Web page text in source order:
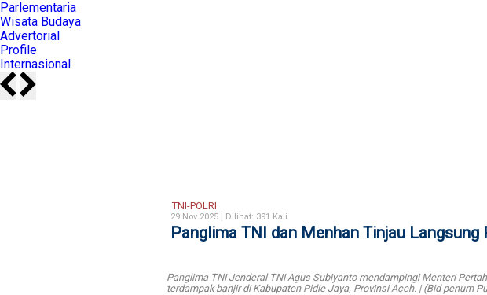
Parlementaria
Wisata Budaya
Advertorial
Profile
Internasional
TNI-POLRI
29 Nov 2025 | Dilihat: 391 Kali
Panglima TNI dan Menhan Tinjau
Panglima TNI Jenderal TNI Agus Subiyanto mendampingi Menteri
terdampak banjir di Kabupaten Pidie Jaya, Provinsi Aceh. | (Bid penum